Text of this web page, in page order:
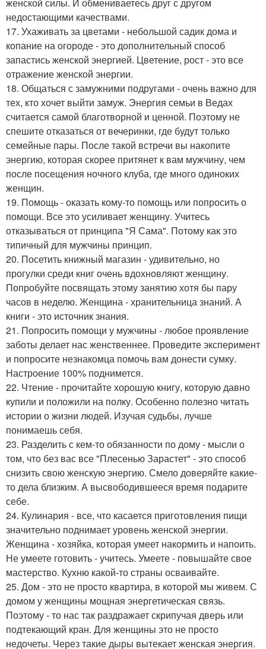
недостающими качествами.
17. Ухаживать за цветами - небольшой садик дома и
копание на огороде - это дополнительный способ
запастись женской энергией. Цветение, рост - это все
отражение женской энергии.
18. Общаться с замужними подругами - очень важно для
тех, кто хочет выйти замуж. Энергия семьи в Ведах
считается самой благотворной и ценной. Поэтому не
спешите отказаться от вечеринки, где будут только
семейные пары. После такой встречи вы накопите
энергию, которая скорее притянет к вам мужчину, чем
после посещения ночного клуба, где много одиноких
женщин.
19. Помощь - оказать кому-то помощь или попросить о
помощи. Все это усиливает женщину. Учитесь
отказываться от принципа "Я Сама". Потому как это
типичный для мужчины принцип.
20. Посетить книжный магазин - удивительно, но
прогулки среди книг очень вдохновляют женщину.
Попробуйте посвящать этому занятию хотя бы пару
часов в неделю. Женщина - хранительница знаний. А
книги - это источник знания.
21. Попросить помощи у мужчины - любое проявление
заботы делает нас женственнее. Проведите эксперимент
и попросите незнакомца помочь вам донести сумку.
Настроение 100% поднимется.
22. Чтение - прочитайте хорошую книгу, которую давно
купили и положили на полку. Особенно полезно читать
истории о жизни людей. Изучая судьбы, лучше
понимаешь себя.
23. Разделить с кем-то обязанности по дому - мысли о
том, что без вас все "Плесенью Зарастет" - это способ
снизить свою женскую энергию. Смело доверяйте какие-
то дела близким. А высвободившееся время подарите
себе.
24. Кулинария - все, что касается приготовления пищи
значительно поднимает уровень женской энергии.
Женщина - хозяйка, которая умеет накормить и напоить.
Не умеете готовить - учитесь. Умеете - повышайте свое
мастерство. Кухню какой-то страны осваивайте.
25. Дом - это не просто квартира, в которой мы живем. С
домом у женщины мощная энергетическая связь.
Поэтому - то нас так раздражает скрипучая дверь или
подтекающий кран. Для женщины это не просто
недочеты. Через такие дыры вытекает женская энергия.